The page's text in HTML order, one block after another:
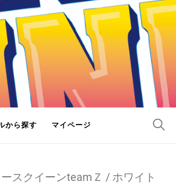
から探す マイページ
スクイーンteamＺ / ホワイト